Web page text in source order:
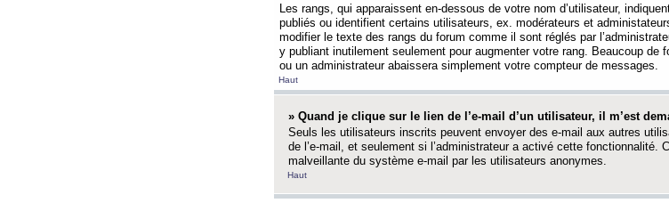
Les rangs, qui apparaissent en-dessous de votre nom d’utilisateur,
publiés ou identifient certains utilisateurs, ex. modérateurs et
modifier le texte des rangs du forum comme il sont réglés par
y publiant inutilement seulement pour augmenter votre rang. Beaucoup de
ou un administrateur abaissera simplement votre compteur de messages.
Haut
» Quand je clique sur le lien de l’e-mail d’un utilisateur, il m’est
Seuls les utilisateurs inscrits peuvent envoyer des e-mail aux autres
de l’e-mail, et seulement si l’administrateur a activé cette fonctionnalité.
malveillante du système e-mail par les utilisateurs anonymes.
Haut